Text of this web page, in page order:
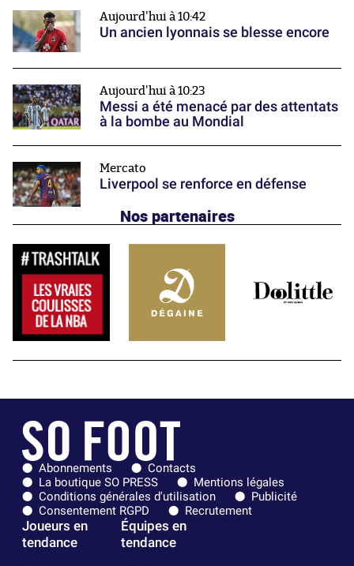
Aujourd'hui à 10:42
Un ancien lyonnais se blesse encore
Aujourd'hui à 10:23
Messi a été menacé par des attentats
à la bombe au Mondial
Mercato
Liverpool se renforce en défense
Nos partenaires
Abonnements
Contacts
La boutique SO PRESS
Mentions légales
Conditions générales d'utilisation
Publicité
Consentement RGPD
Recrutement
Joueurs en
tendance
Équipes en
tendance